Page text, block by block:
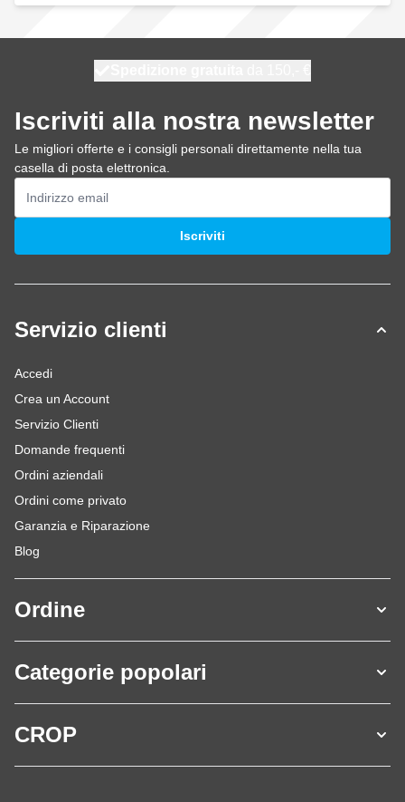
Iscriviti alla nostra newsletter
Le migliori offerte e i consigli personali direttamente nella tua
casella di posta elettronica.
Indirizzo email
Iscriviti
Servizio clienti
Accedi
Crea un Account
Servizio Clienti
Domande frequenti
Ordini aziendali
Ordini come privato
Garanzia e Riparazione
Blog
Ordine
Categorie popolari
CROP